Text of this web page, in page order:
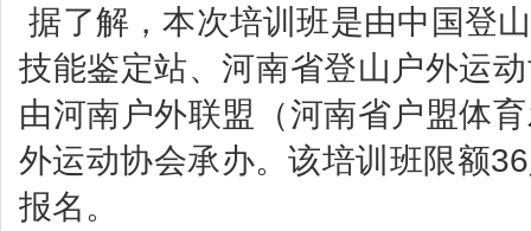
据了解，本次培训班是由中国登
技能鉴定站、河南省登山户外运
由河南户外联盟（河南省户盟体
外运动协会承办。该培训班限额
报名。